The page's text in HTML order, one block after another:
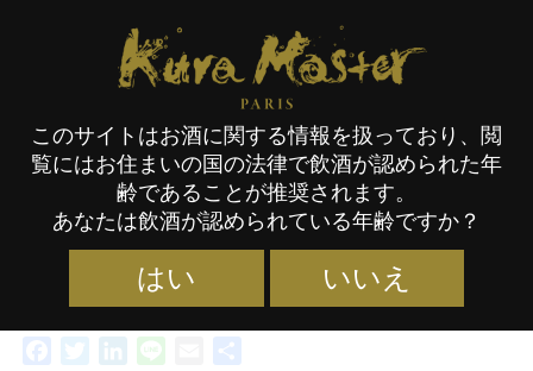
ニュースレター
ニュースレター日本語版
ニュースレター
FacebookTwitterLinkedIn Email
Kura Master Paris
このサイトはお酒に関する情報を扱っており、閲
覧にはお住まいの国の法律で飲酒が認められた年
齢であることが推奨されます。
あなたは飲酒が認められている年齢ですか？
はい いいえ